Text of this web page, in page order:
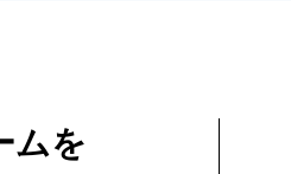
ムを